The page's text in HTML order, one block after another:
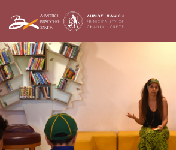
to
content